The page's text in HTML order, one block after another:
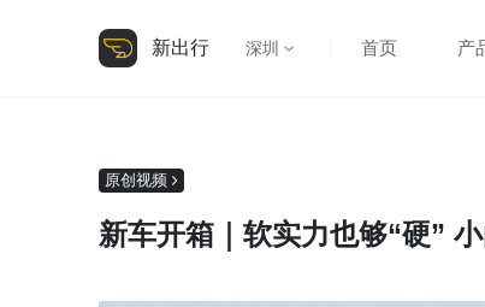
新出行 深圳 首页 产
原创视频
新车开箱｜软实力也够“硬”